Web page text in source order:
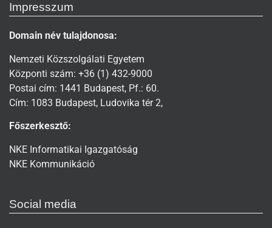
Impresszum
Domain név tulajdonosa:
Nemzeti Közszolgálati Egyetem
Központi szám: +36 (1) 432-9000
Postai cím: 1441 Budapest, Pf.: 60.
Cím: 1083 Budapest, Ludovika tér 2,
Főszerkesztő:
NKE Informatikai Igazgatóság
NKE Kommunikáció
Social media